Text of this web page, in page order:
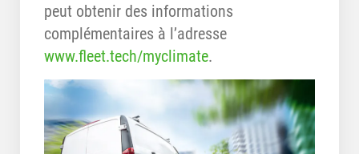
peut obtenir des informations
complémentaires à l’adresse
www.fleet.tech/myclimate.